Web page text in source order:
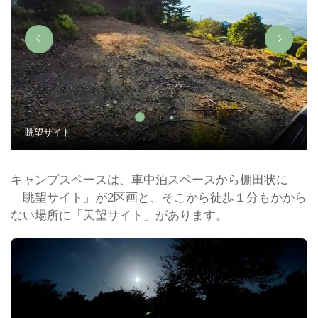
眺望サイト
キャンプスペースは、車中泊スペースから棚田状に
「眺望サイト」が2区画と、そこから徒歩１分もかから
ない場所に「天望サイト」があります。